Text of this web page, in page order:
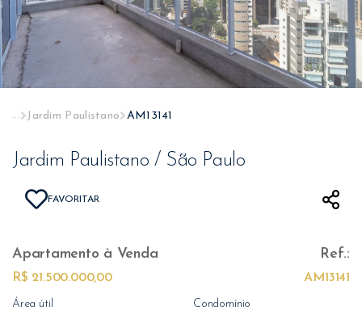
... Jardim Paulistano AM13141
Jardim Paulistano / São Paulo
FAVORITAR
Apartamento à Venda
R$ 21.500.000,00
Ref.:
AM13141
Área útil Condomínio